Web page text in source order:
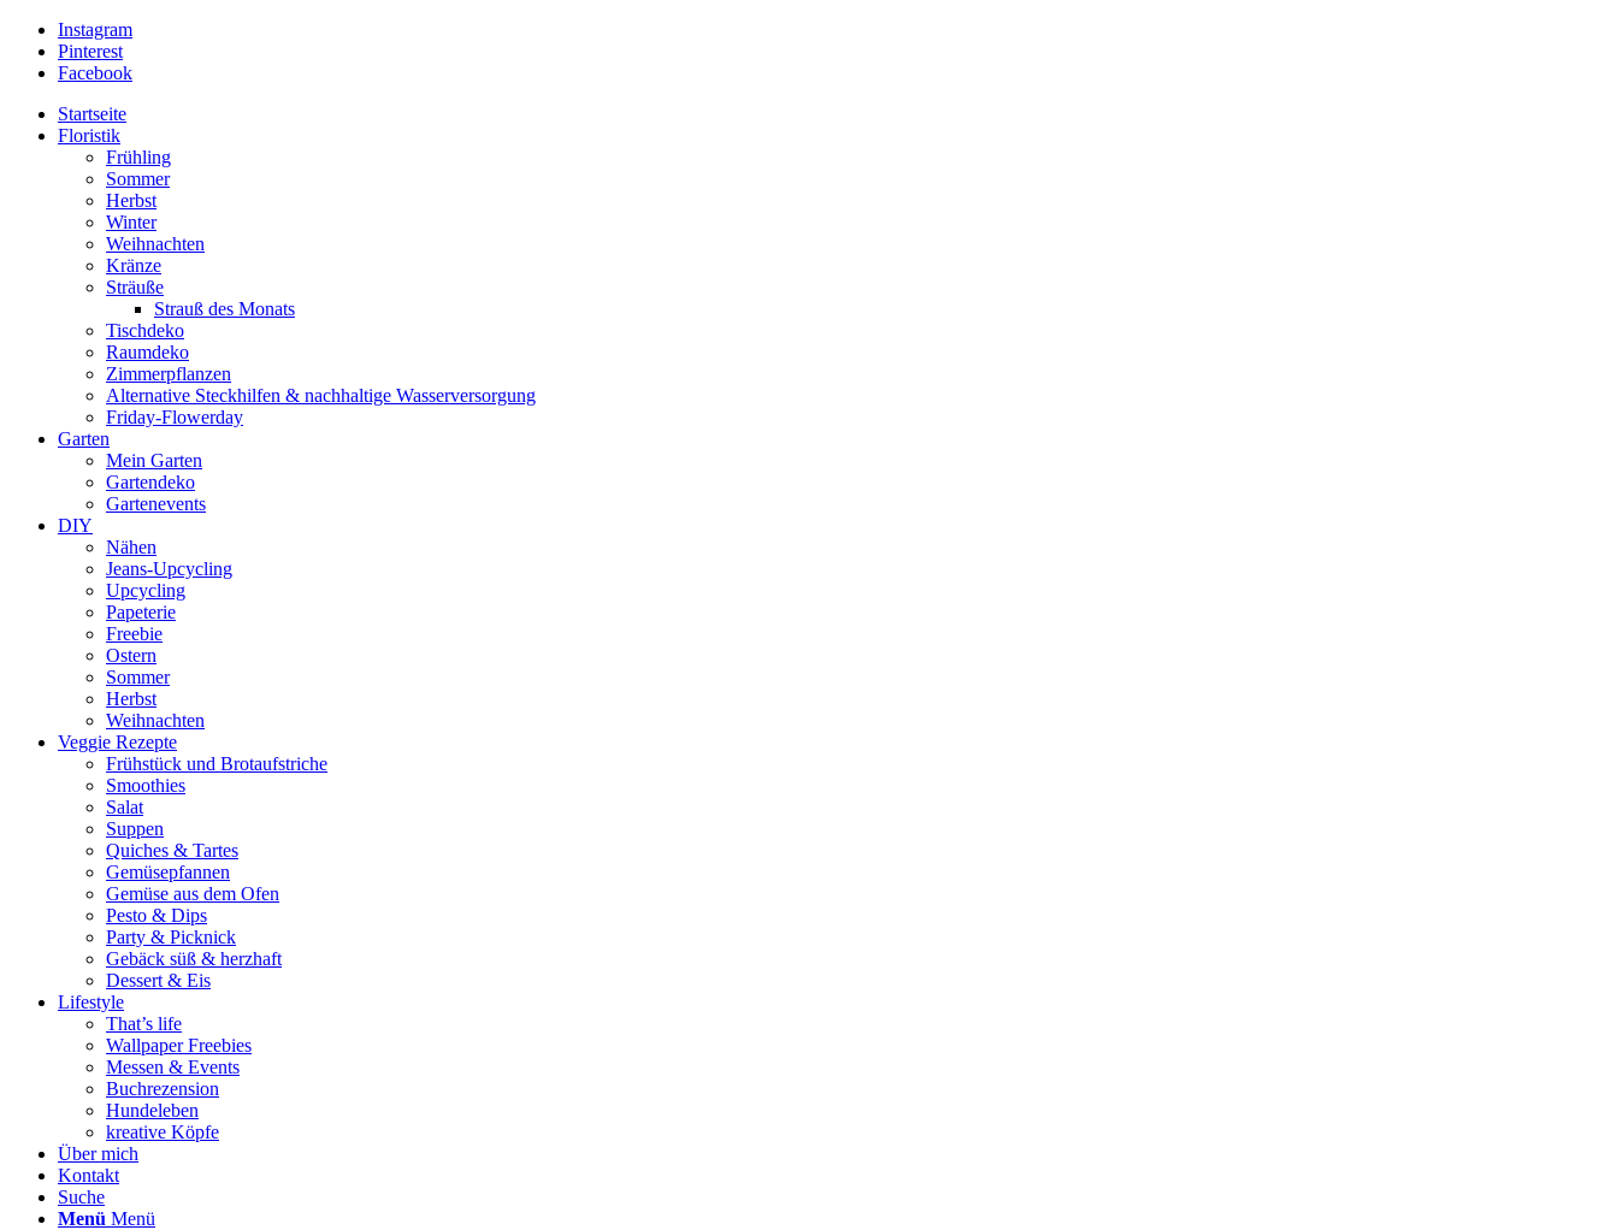
Instagram
Pinterest
Facebook
Startseite
Floristik
Frühling
Sommer
Herbst
Winter
Weihnachten
Kränze
Sträuße
Strauß des Monats
Tischdeko
Raumdeko
Zimmerpflanzen
Alternative Steckhilfen & nachhaltige Wasserversorgung
Friday-Flowerday
Garten
Mein Garten
Gartendeko
Gartenevents
DIY
Nähen
Jeans-Upcycling
Upcycling
Papeterie
Freebie
Ostern
Sommer
Herbst
Weihnachten
Veggie Rezepte
Frühstück und Brotaufstriche
Smoothies
Salat
Suppen
Quiches & Tartes
Gemüsepfannen
Gemüse aus dem Ofen
Pesto & Dips
Party & Picknick
Gebäck süß & herzhaft
Dessert & Eis
Lifestyle
That’s life
Wallpaper Freebies
Messen & Events
Buchrezension
Hundeleben
kreative Köpfe
Über mich
Kontakt
Suche
Menü Menü